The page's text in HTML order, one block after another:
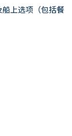
上选项（包括餐